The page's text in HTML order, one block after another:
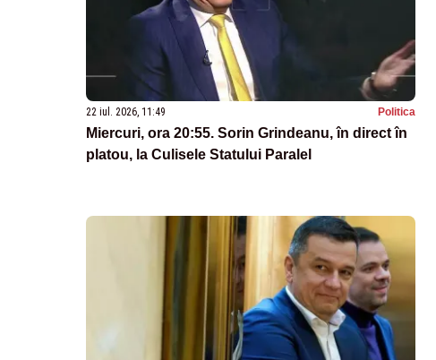
22 iul. 2026, 11:49 Politica
Miercuri, ora 20:55. Sorin Grindeanu, în direct în
platou, la Culisele Statului Paralel